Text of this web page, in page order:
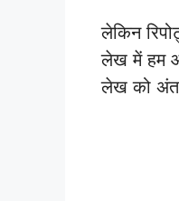
लेकिन
लेख में हम
लेख को